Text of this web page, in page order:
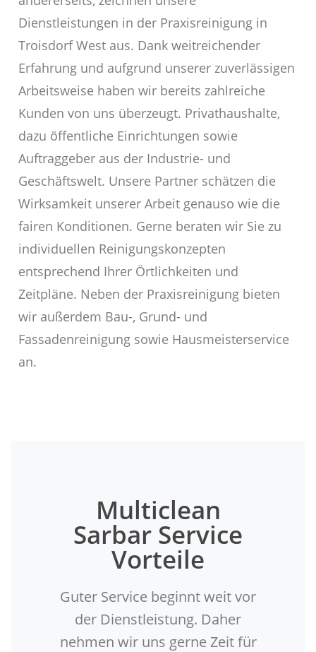
Dienstleistungen in der Praxisreinigung in
Troisdorf West aus. Dank weitreichender
Erfahrung und aufgrund unserer zuverlässigen
Arbeitsweise haben wir bereits zahlreiche
Kunden von uns überzeugt. Privathaushalte,
dazu öffentliche Einrichtungen sowie
Auftraggeber aus der Industrie- und
Geschäftswelt. Unsere Partner schätzen die
Wirksamkeit unserer Arbeit genauso wie die
fairen Konditionen. Gerne beraten wir Sie zu
individuellen Reinigungskonzepten
entsprechend Ihrer Örtlichkeiten und
Zeitpläne. Neben der Praxisreinigung bieten
wir außerdem Bau-, Grund- und
Fassadenreinigung sowie Hausmeisterservice
an.
Multiclean
Sarbar Service
Vorteile
Guter Service beginnt weit vor
der Dienstleistung. Daher
nehmen wir uns gerne Zeit für